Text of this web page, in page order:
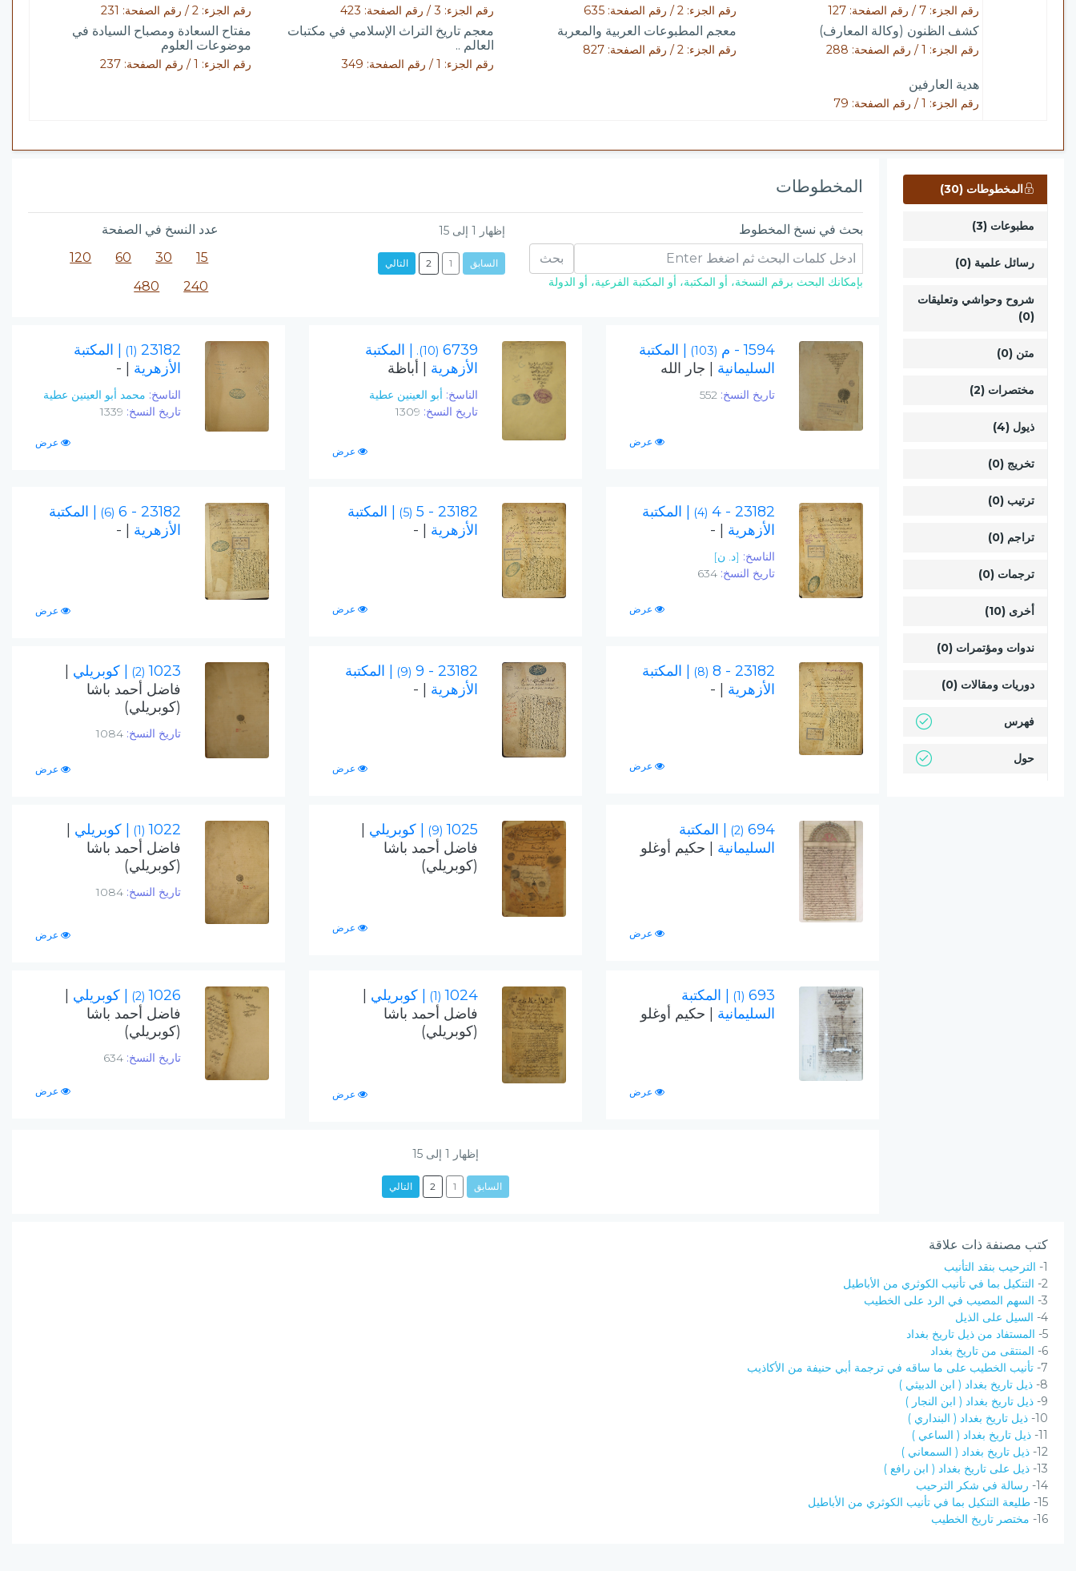
رقم الجزء: 7 / رقم الصفحة: 127 رقم الجزء: 2 / رقم الصفحة: 635 رقم الجزء: 3 / رقم الصفحة: 423 رقم الجزء: 2 / رقم الصفحة: 231
كشف الظنون (وكالة المعارف)
رقم الجزء: 1 / رقم الصفحة: 288
معجم المطبوعات العربية والمعربة
رقم الجزء: 2 / رقم الصفحة: 827
معجم تاريخ التراث الإسلامي في مكتبات
العالم ..
رقم الجزء: 1 / رقم الصفحة: 349
مفتاح السعادة ومصباح السيادة في
موضوعات العلوم
رقم الجزء: 1 / رقم الصفحة: 237
هدية العارفين
رقم الجزء: 1 / رقم الصفحة: 79
المخطوطات (30)
مطبوعات (3)
رسائل علمية (0)
شروح وحواشي وتعليقات
(0)
متن (0)
مختصرات (2)
ذيول (4)
تخريج (0)
ترتيب (0)
تراجم (0)
ترجمات (0)
أخرى (10)
ندوات ومؤتمرات (0)
دوريات ومقالات (0)
فهرس
حول
المخطوطات
بحث في نسخ المخطوط
بحث
بإمكانك البحث برقم النسخة، أو المكتبة، أو المكتبة الفرعية، أو الدولة
إظهار 1 إلى15
السابق 1
2 التالي
عدد النسخ في الصفحة
15
30
60
120
240
480
1594 - م (103)
| المكتبة
السليمانية
| جار الله
تاريخ النسخ: 552
عرض
6739
(10).
| المكتبة
الأزهرية
| أباظة
الناسخ: أبو العينين عطية
تاريخ النسخ:
عرض
23182
(1)
| المكتبة
الأزهرية
| -
الناسخ: محمد أبو العينين عطية
تاريخ النسخ:
عرض
23182 - 4
(4)
| المكتبة
الأزهرية
| -
الناسخ: [د. ن]
تاريخ النسخ: 634
عرض
23182 - 5
(5)
| المكتبة
الأزهرية
| -
عرض
23182 - 6
(6)
| المكتبة
الأزهرية
| -
عرض
23182 - 8
(8)
| المكتبة
الأزهرية | -
عرض
23182 - 9
(9)
| المكتبة
الأزهرية | -
عرض
1023
(2) | كوبريلي |
فاضل أحمد باشا
(كوبريلي)
تاريخ النسخ: 1084
عرض
694
(2)
| المكتبة
السليمانية
| حكيم أوغلو
عرض
1025
(9) | كوبريلي
فاضل أحمد باشا
(كوبريلي)
عرض
1022
(1) | كوبريلي
فاضل أحمد باشا
(كوبريلي)
تاريخ النسخ: 1084
عرض
693
(1)
| المكتبة
السليمانية | حكيم أوغلو
عرض
1024
(1) | كوبريلي |
فاضل أحمد باشا
(كوبريلي)
عرض
1026
(2) | كوبريلي |
فاضل أحمد باشا
(كوبريلي)
تاريخ النسخ: 634
عرض
إظهار 1 إلى 15
السابق 1
2 التالي
كتب مصنفة ذات علاقة
1- الترحيب بنقد التأنيب
2- التنكيل بما في تأنيب الكوثري من الأباطيل
3- السهم المصيب في الرد على الخطيب
4- السيل على الذيل
5- المستفاد من ذيل تاريخ بغداد
6-
المنتقى من تاريخ بغداد
7- تأنيب الخطيب على ما ساقه في ترجمة أبي حنيفة من الأكاذيب
8- ذيل تاريخ بغداد ( ابن الدبيثي )
9- ذيل تاريخ بغداد ( ابن النجار )
10- ذيل تاريخ بغداد ( البنداري )
11- ذيل تاريخ بغداد ( الساعي )
12- ذيل تاريخ بغداد ( السمعاني )
13- ذيل على تاريخ بغداد ( ابن رافع )
14- رسالة في شكر الترحيب
15- طليعة التنكيل بما في تأنيب الكوثري من الأباطيل
16- مختصر تاريخ الخطيب